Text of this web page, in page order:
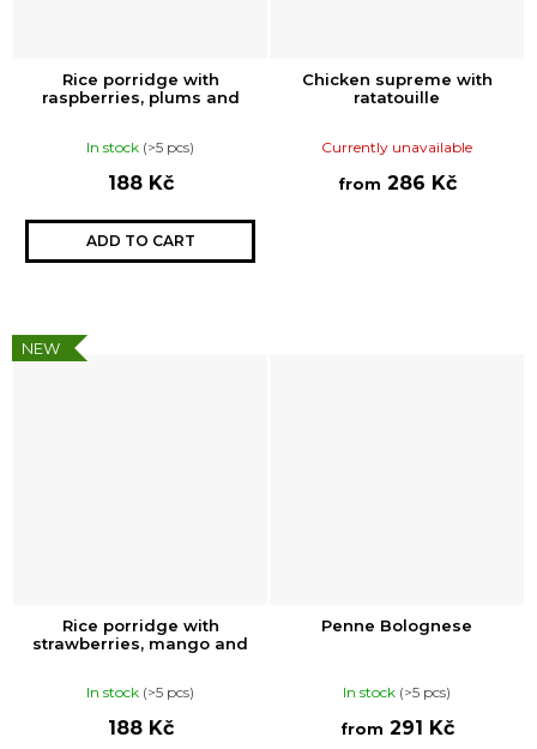
Rice porridge with
raspberries, plums and
In stock (>5 pcs)
188 Kč
ADD TO CART
Chicken supreme with
ratatouille
Currently unavailable
from 286 Kč
NEW
Rice porridge with
strawberries, mango and
In stock (>5 pcs)
188 Kč
Penne Bolognese
In stock (>5 pcs)
from 291 Kč